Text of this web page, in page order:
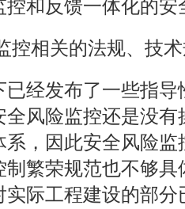
控和反馈一体化的安
相关的法规、技术
发布了一些指导
全风险监控还是没
系，因此安全风险
制繁荣规范也不够
实际工程建设的部